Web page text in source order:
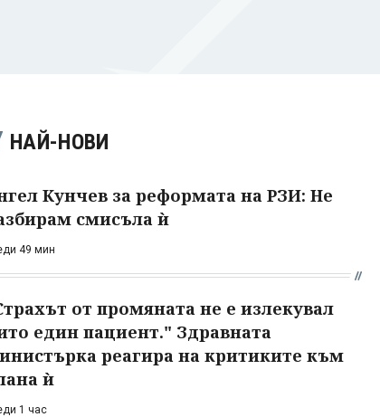
НАЙ-НОВИ
Кунчев за реформата на РЗИ: Не
смисъла ѝ
49 мин
от промяната не е излекувал
един пациент." Здравната
реагира на критиките към
ѝ
1 час